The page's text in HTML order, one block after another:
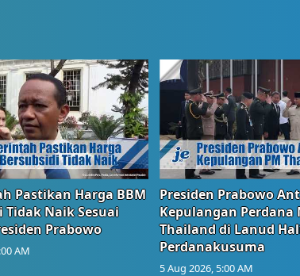
Pastikan Harga BBM
Tidak Naik Sesuai
Prabowo
AM
Presiden Prabowo
Kepulangan Perdana
Thailand di Lanud
Perdanakusuma
5 Aug 2026, 5:00 AM